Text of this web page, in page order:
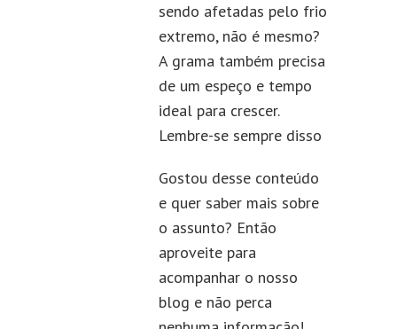
sendo afetadas pelo frio
extremo, não é mesmo?
A grama também precisa
de um espeço e tempo
ideal para crescer.
Lembre-se sempre disso
Gostou desse conteúdo
e quer saber mais sobre
o assunto? Então
aproveite para
acompanhar o nosso
blog e não perca